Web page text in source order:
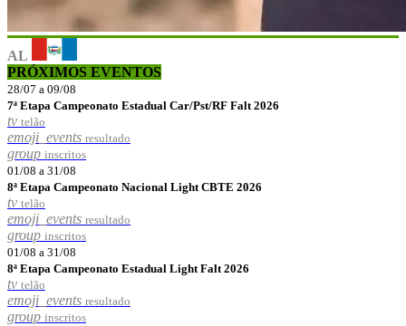
AL
PRÓXIMOS EVENTOS
28/07 a 09/08
7ª Etapa Campeonato Estadual Car/Pst/RF Falt 2026
tv telão
emoji_events resultado
group inscritos
01/08 a 31/08
8ª Etapa Campeonato Nacional Light CBTE 2026
tv telão
emoji_events resultado
group inscritos
01/08 a 31/08
8ª Etapa Campeonato Estadual Light Falt 2026
tv telão
emoji_events resultado
group inscritos